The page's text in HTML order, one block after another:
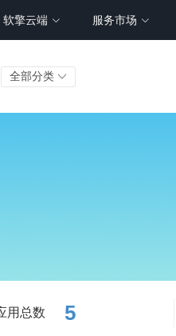
软擎云端 服务市场
全部分类
用总数 5